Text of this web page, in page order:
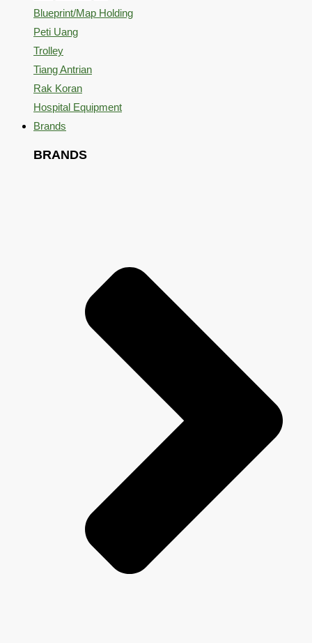
Blueprint/Map Holding
Peti Uang
Trolley
Tiang Antrian
Rak Koran
Hospital Equipment
Brands
BRANDS